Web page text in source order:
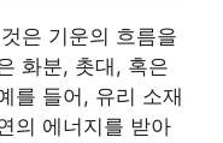
은 기운의 흐름을
화분, 촛대, 혹은
를 들어, 유리 소재
의 에너지를 받아